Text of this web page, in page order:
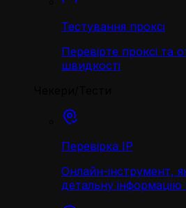
Тестування проксі
Перевірте проксі та
швидкості
Перевірка IP
Онлайн-інструмент,
детальну